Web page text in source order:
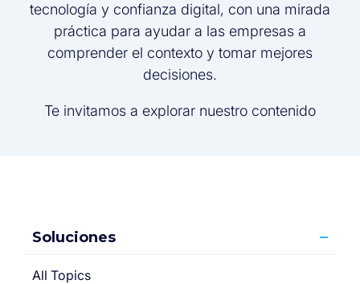
tecnología y confianza digital, con una mirada
práctica para ayudar a las empresas a
comprender el contexto y tomar mejores
decisiones.
Te invitamos a explorar nuestro contenido
Soluciones
All Topics